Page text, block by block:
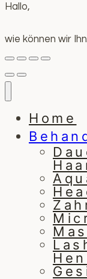
Hallo,
wie können wir
Home